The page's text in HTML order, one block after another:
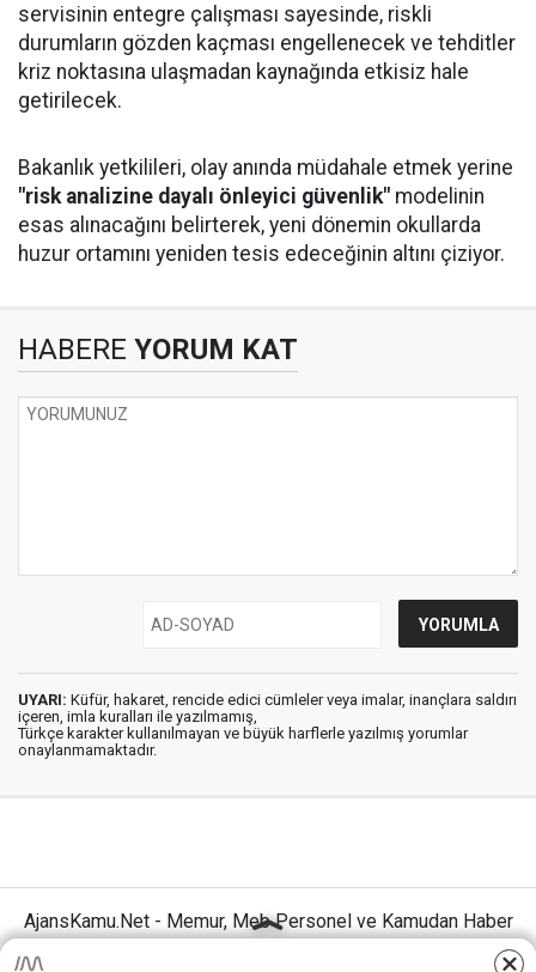
servisinin entegre çalışması sayesinde, riskli
durumların gözden kaçması engellenecek ve tehditler
kriz noktasına ulaşmadan kaynağında etkisiz hale
getirilecek.
Bakanlık yetkilileri, olay anında müdahale etmek yerine
"risk analizine dayalı önleyici güvenlik" modelinin
esas alınacağını belirterek, yeni dönemin okullarda
huzur ortamını yeniden tesis edeceğinin altını çiziyor.
HABERE YORUM KAT
UYARI: Küfür, hakaret, rencide edici cümleler veya imalar, inançlara saldırı
içeren, imla kuralları ile yazılmamış,
Türkçe karakter kullanılmayan ve büyük harflerle yazılmış yorumlar
onaylanmamaktadır.
AjansKamu.Net - Memur, Meb Personel ve Kamudan Haber